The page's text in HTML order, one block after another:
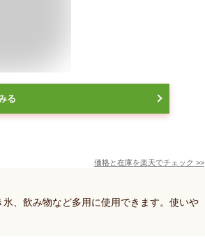
る
価格と在庫を楽天でチェック >>
、飲み物など多用に使用できます。使いや